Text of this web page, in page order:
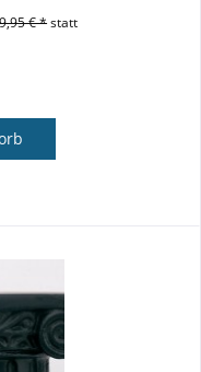
€ *statt